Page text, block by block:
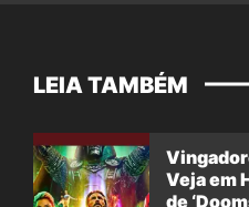
LEIA TAMBÉM
Veja em
de